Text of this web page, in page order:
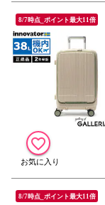
8/7時点_ポイント最大11倍
8/7時点_ポイント最大11倍